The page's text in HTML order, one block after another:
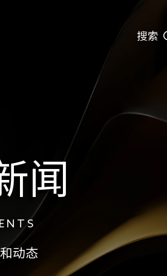
搜索
搜索
闻
N T S
动态